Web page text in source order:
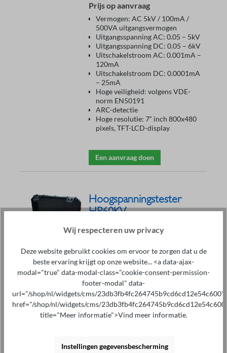
Prijs op aanvraag
Vermogen: AC 5kV / 100mA /
500VA uitgangsvermogen
Uitgangsspanning AC: 0.05 – 5kV
Uitgangsspanning DC: 0.05 – 6kV
Uitschakelstroom AC: 0.001mA –
120mA
Uitschakelstroom DC: 0.0001mA
– 25mA
Hoge veiligheid: volgens VDE-
norm EN50191
ARC-detectie
Hoge resolutie: 7“ inch 800x480
pixels, TFT-LCD-display
Een aanvraag doen
Hoogspanningstester
HP60KV
€ 6.890,00*
Lekstroom tot 6 mA
Licht, draagbaar en robuust,
ontworpen voor gebruik in het
veld
Meting van uitgangsspanning en
lekstroom
LED-indicator
"Geslaagd/Mislukt"
Rimpel <2%
Wij respecteren uw privacy
Deze website gebruikt cookies om ervoor te zorgen dat u de
beste ervaring krijgt op onze website... <a data-ajax-
modal="true" data-modal-class="cookie-consent-permission-
footer-modal" data-
url="/shop/nl/widgets/cms/23db3fb4fc264745b9cd6cd12e54c600"
href="/shop/nl/widgets/cms/
title="Meer informatie">Vind meer informatie.
Instellingen gegevensbescherming